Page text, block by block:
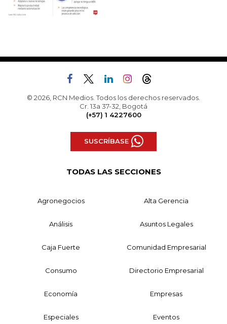
© 2026, RCN Medios. Todos los derechos reservados.
Cr. 13a 37-32, Bogotá
(+57) 1 4227600
SUSCRÍBASE
TODAS LAS SECCIONES
Agronegocios Alta Gerencia
Análisis Asuntos Legales
Caja Fuerte Comunidad Empresarial
Consumo Directorio Empresarial
Economía Empresas
Especiales Eventos